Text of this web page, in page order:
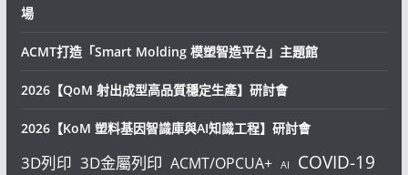
場
ACMT打造「Smart Molding 模塑智造平台」主題館
2026【QoM 射出成型高品質穩定生產】研討會
2026【KoM 塑料基因智識庫與AI知識工程】研討會
3D列印 3D金屬列印 ACMT/OPCUA+ AI COVID-19